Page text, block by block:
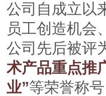
公司自成立以
员工创造机会
公司先后被评
术产品重点推
业”等荣誉称